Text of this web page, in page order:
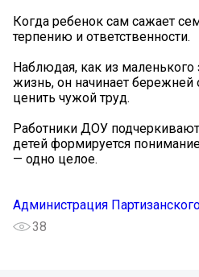
Когда ребенок сам сажает
терпению и ответственности.
Наблюдая, как из
жизнь, он начинает бережней
ценить чужой труд.
Работники ДОУ
детей формируется
— одно целое.
Администрация
38